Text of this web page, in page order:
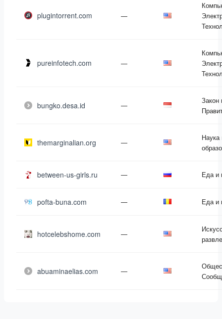
plugintorrent.com —
pureinfotech.com —
bungko.desa.id —
Закон
themarginalian.org —
Наука
between-us-girls.ru — Еда и
pofta-buna.com — Еда и
hotcelebshome.com —
abuaminaelias.com —